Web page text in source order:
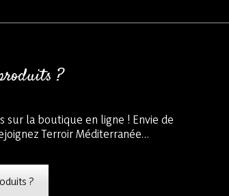
?
sur la boutique en ligne ! Envie de
Terroir Méditerranée…
?